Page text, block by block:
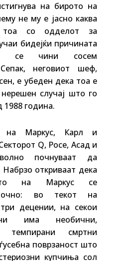
на бирото на
не му е јасно каква
со одделот за
бидејќи причината
се чини сосем
неговиот шеф,
е убеден дека тоа е
случај што го
година.
на Маркус, Карл и
Q, Росе, Асад и
почнуваат да
Набрзо откриваат дека
на Маркус се
во текот на
децении, на секои
има необични,
темпирани смртни
поврзаност што
купчиња сол